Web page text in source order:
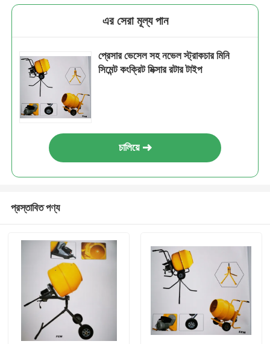
এর সেরা মূল্য পান
প্রেসার ভেসেল সহ নভেল স্ট্রাকচার মিনি
সিমেন্ট কংক্রিট মিক্সার রটার টাইপ
চালিয়ে
প্রস্তাবিত পণ্য